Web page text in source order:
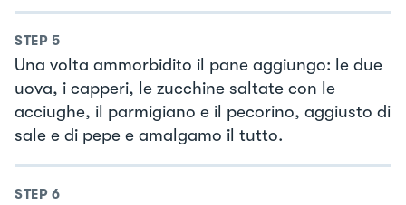
STEP 5
Una volta ammorbidito il pane aggiungo: le due
uova, i capperi, le zucchine saltate con le
acciughe, il parmigiano e il pecorino, aggiusto di
sale e di pepe e amalgamo il tutto.
STEP 6